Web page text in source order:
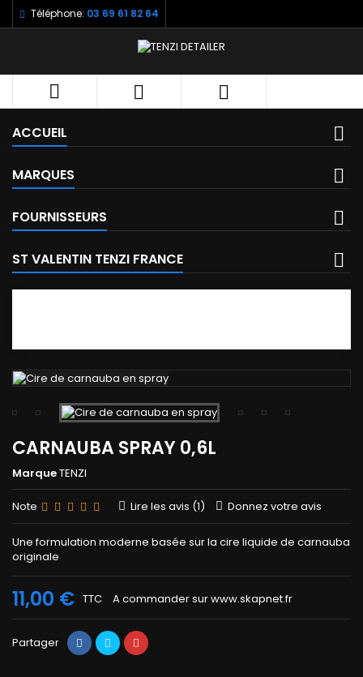
Téléphone: 03 69 61 82 64
  
ACCUEIL
MARQUES
FOURNISSEURS
ST VALENTIN TENZI FRANCE
CARNAUBA SPRAY 0,6L
MarqueTENZI
Note Lire les avis (1) Donnez votre avis
Une formulation moderne basée sur la cire liquide de carnauba
originale
11,00 € TTC A commander sur www.skapnet.fr
Partager